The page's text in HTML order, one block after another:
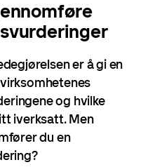
er å gi en
og hvilke
iverksatt. Men
du en